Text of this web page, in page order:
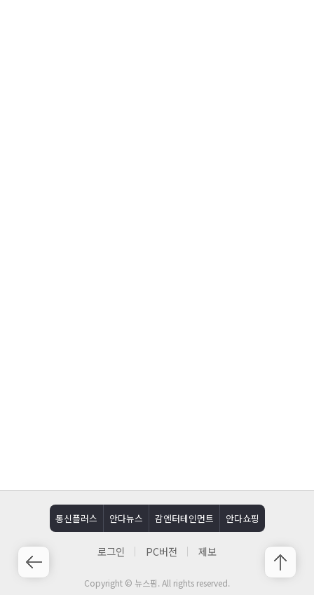
통신플러스 안다뉴스 감엔터테인먼트 안다쇼핑
로그인 PC버전 제보
Copyright © 뉴스핌. All rights reserved.